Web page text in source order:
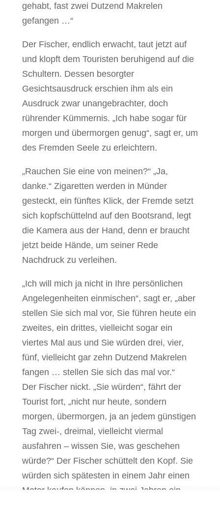
gehabt, fast zwei Dutzend Makrelen
gefangen …“
Der Fischer, endlich erwacht, taut jetzt auf
und klopft dem Touristen beruhigend auf die
Schultern. Dessen besorgter
Gesichtsausdruck erschien ihm als ein
Ausdruck zwar unangebrachter, doch
rührender Kümmernis. „Ich habe sogar für
morgen und übermorgen genug“, sagt er, um
des Fremden Seele zu erleichtern.
„Rauchen Sie eine von meinen?“ „Ja,
danke.“ Zigaretten werden in Münder
gesteckt, ein fünftes Klick, der Fremde setzt
sich kopfschüttelnd auf den Bootsrand, legt
die Kamera aus der Hand, denn er braucht
jetzt beide Hände, um seiner Rede
Nachdruck zu verleihen.
„Ich will mich ja nicht in Ihre persönlichen
Angelegenheiten einmischen“, sagt er, „aber
stellen Sie sich mal vor, Sie führen heute ein
zweites, ein drittes, vielleicht sogar ein
viertes Mal aus und Sie würden drei, vier,
fünf, vielleicht gar zehn Dutzend Makrelen
fangen … stellen Sie sich das mal vor.“
Der Fischer nickt. „Sie würden“, fährt der
Tourist fort, „nicht nur heute, sondern
morgen, übermorgen, ja an jedem günstigen
Tag zwei-, dreimal, vielleicht viermal
ausfahren – wissen Sie, was geschehen
würde?“ Der Fischer schüttelt den Kopf. Sie
würden sich spätesten in einem Jahr einen
Motor kaufen können, in zwei Jahren ein